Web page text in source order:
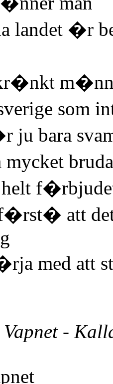
landet �r
som
ju bara
helt
att
med att
Vapnet -